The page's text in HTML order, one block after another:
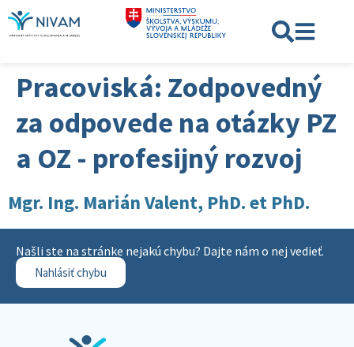
Pracoviská: Zodpovedný
za odpovede na otázky PZ
a OZ - profesijný rozvoj
Mgr. Ing. Marián Valent, PhD. et PhD.
Našli ste na stránke nejakú chybu? Dajte nám o nej vedieť.
Nahlásiť chybu